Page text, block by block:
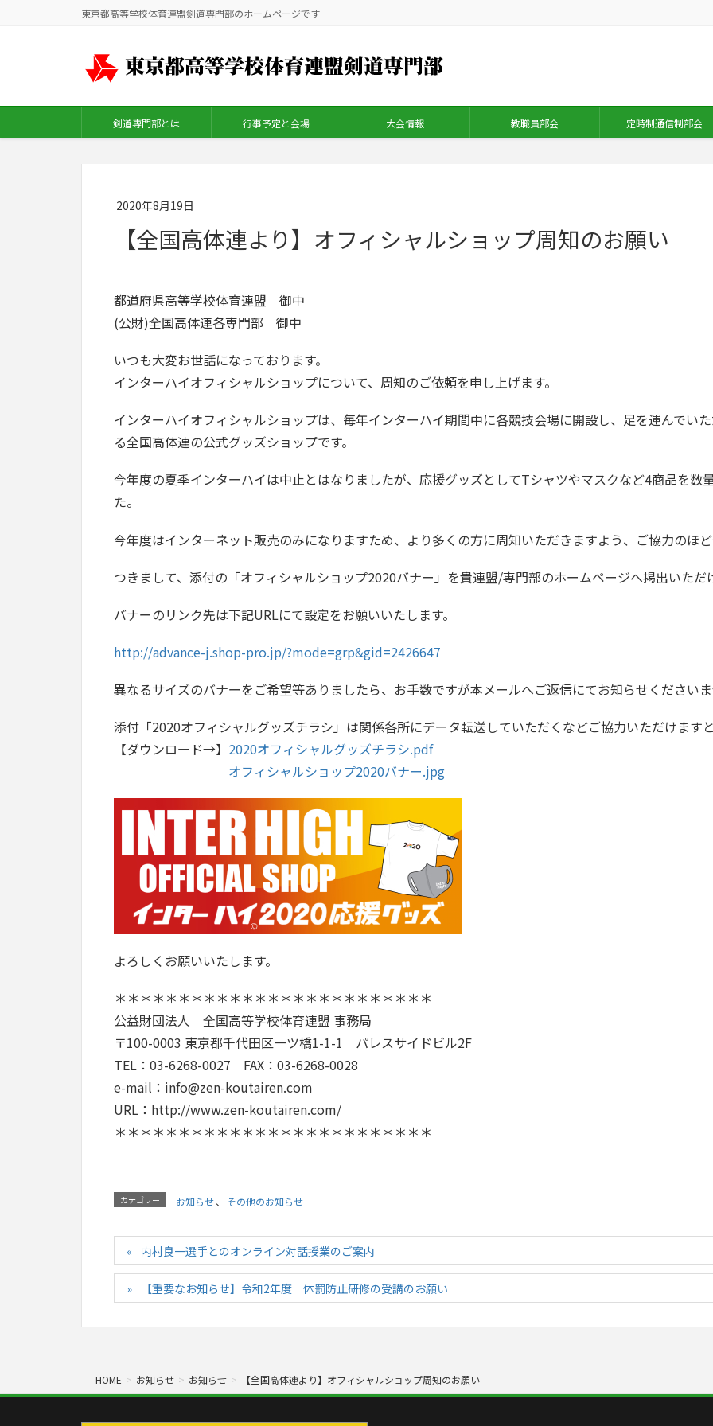
東京都高等学校体育連盟剣道専門部のホームページです
剣道専門部とは 行事予定と会場 大会情報 教職員部会 定時制通信制部会
2020年8月19日
【全国高体連より】オフィシャルショップ周知のお願い
都道府県高等学校体育連盟 御中
(公財)全国高体連各専門部 御中
いつも大変お世話になっております。
インターハイオフィシャルショップについて、周知のご依頼を申し上げます。
インターハイオフィシャルショップは、毎年インターハイ期間中に各競技会場に開設し、足を運んでい
る全国高体連の公式グッズショップです。
今年度の夏季インターハイは中止とはなりましたが、応援グッズとしてTシャツやマスクなど4商品を数
た。
今年度はインターネット販売のみになりますため、より多くの方に周知いただきますよう、ご協力のほ
つきまして、添付の「オフィシャルショップ2020バナー」を貴連盟/専門部のホームページへ掲出いただ
バナーのリンク先は下記URLにて設定をお願いいたします。
http://advance-j.shop-pro.jp/?mode=grp&gid=2426647
異なるサイズのバナーをご希望等ありましたら、お手数ですが本メールへご返信にてお知らせくださいま
添付「2020オフィシャルグッズチラシ」は関係各所にデータ転送していただくなどご協力いただけますと
【ダウンロード→】 2020オフィシャルグッズチラシ.pdf
オフィシャルショップ2020バナー.jpg
よろしくお願いいたします。
＊＊＊＊＊＊＊＊＊＊＊＊＊＊＊＊＊＊＊＊＊＊＊＊＊
公益財団法人 全国高等学校体育連盟 事務局
〒100-0003 東京都千代田区一ツ橋1-1-1 パレスサイドビル2F
TEL：03-6268-0027 FAX：03-6268-0028
e-mail：info@zen-koutairen.com
URL：http://www.zen-koutairen.com/
＊＊＊＊＊＊＊＊＊＊＊＊＊＊＊＊＊＊＊＊＊＊＊＊＊
カテゴリー お知らせ、 その他のお知らせ
内村良一選手とのオンライン対話授業のご案内
【重要なお知らせ】令和2年度 体罰防止研修の受講のお願い
HOME お知らせ お知らせ 【全国高体連より】オフィシャルショップ周知のお願い